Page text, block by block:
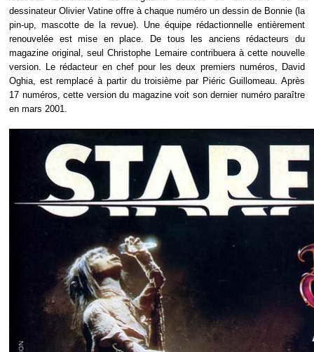
dessinateur Olivier Vatine offre à chaque numéro un dessin de Bonnie (la
pin-up, mascotte de la revue). Une équipe rédactionnelle entièrement
renouvelée est mise en place. De tous les anciens rédacteurs du
magazine original, seul Christophe Lemaire contribuera à cette nouvelle
version. Le rédacteur en chef pour les deux premiers numéros, David
Oghia, est remplacé à partir du troisième par Piéric Guillomeau. Après
17 numéros, cette version du magazine voit son dernier numéro paraître
en mars 2001.